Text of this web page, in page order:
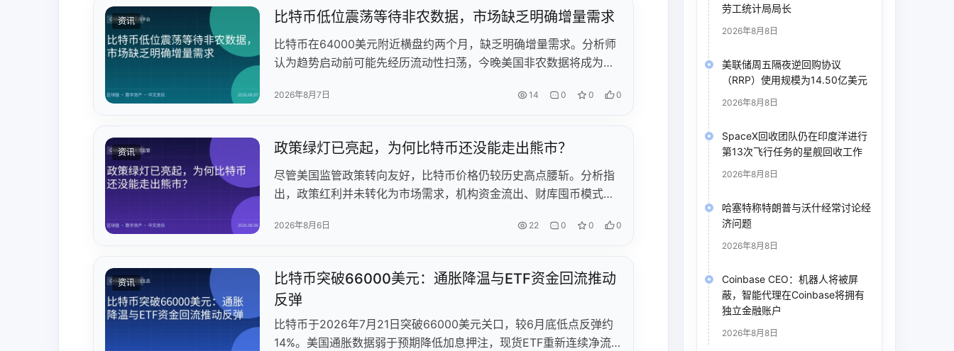
资讯 比特币低位震荡等待非农数据，市场缺乏明确增量需求
比特币在64000美元附近横盘约两个月，缺乏明确增量需求。分析师
认为趋势启动前可能先经历流动性扫荡，今晚美国非农数据将成为影
2026年8月7日 14 0 0 0
资讯 政策绿灯已亮起，为何比特币还没能走出熊市？
尽管美国监管政策转向友好，比特币价格仍较历史高点腰斩。分析指
出，政策红利并未转化为市场需求，机构资金流出、财库囤币模式逆
2026年8月6日 22 0 0 0
资讯
比特币突破66000美元：通胀降温与ETF资金回流推动
反弹
比特币于2026年7月21日突破66000美元关口，较6月底低点反弹约
14%。美国通胀数据弱于预期降低加息押注，现货ETF重新连续净流
劳工统计局局长
2026年8月8日
美联储周五隔夜逆回购协议
（RRP）使用规模为14.50亿美元
2026年8月8日
SpaceX回收团队仍在印度洋进行
第13次飞行任务的星舰回收工作
2026年8月8日
哈塞特称特朗普与沃什经常讨论经
济问题
2026年8月8日
Coinbase CEO：机器人将被屏
蔽，智能代理在Coinbase将拥有
独立金融账户
2026年8月8日